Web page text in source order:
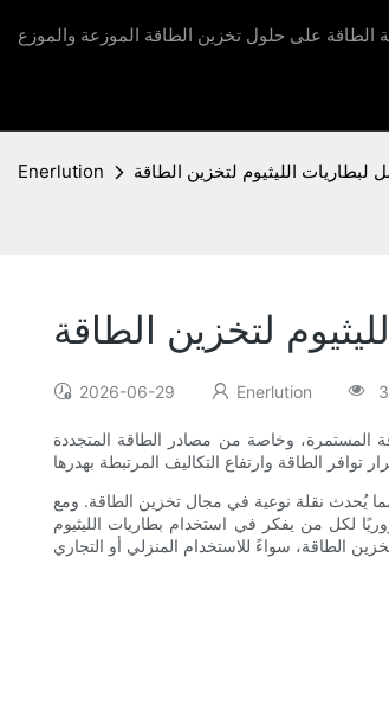
الطاقة على حلول تخزين الطاقة الموزعة والموزع
Enerlution لبطاريات الليثيوم لتخزين الطاقة
لتخزين الطاقة
2026-06-29 Enerlution
المستمرة، وخاصة من مصادر الطاقة المتجددة
يُحدث نقلة نوعية في مجال تخزين الطاقة. ومع
لكل من يفكر في استخدام بطاريات الليثيوم